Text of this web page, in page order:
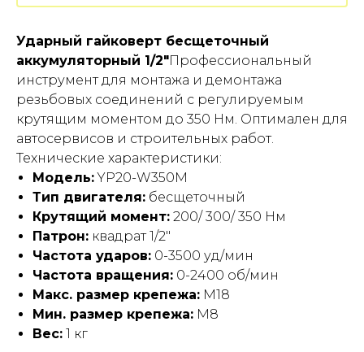
Ударный гайковерт бесщеточный
аккумуляторный 1/2"Профессиональный
инструмент для монтажа и демонтажа
резьбовых соединений с регулируемым
крутящим моментом до 350 Нм. Оптимален для
автосервисов и строительных работ.
Технические характеристики:
Модель:YP20-W350M
Тип двигателя: бесщеточный
Крутящий момент: 200/ 300/ 350 Нм
Патрон: квадрат 1/2"
Частота ударов: 0-3500 уд/мин
Частота вращения: 0-2400 об/мин
Макс. размер крепежа: М18
Мин. размер крепежа: М8
Вес: 1 кг